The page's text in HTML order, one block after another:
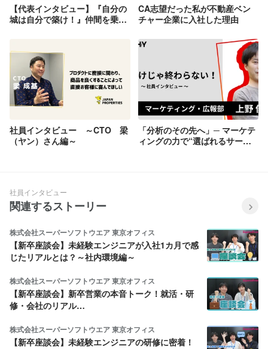
【代表インタビュー】『自分の
城は自分で築け！』仲間を乗せ
CA志望だった私が不動産ベン
チャー企業に入社した理由
社員インタビュー ～CTO 梁
（ヤン）さん編～
「分析のその先へ」─ マーケテ
ィングの力で“選ばれるサービ
社員インタビュー
関連するストーリー
株式会社スーパーソフトウエア 東京オフィス
【新卒座談会】未経験エンジニアが入社1カ月で感
じたリアルとは？～社内環境編～
株式会社スーパーソフトウエア 東京オフィス
【新卒座談会】新卒営業の本音トーク！就活・研
修・会社のリアル…
株式会社スーパーソフトウエア 東京オフィス
【新卒座談会】未経験エンジニアの研修に密着！